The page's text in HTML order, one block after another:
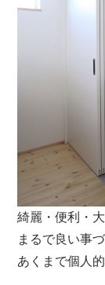
綺麗・便利・
まるで良い事
あくまで個人